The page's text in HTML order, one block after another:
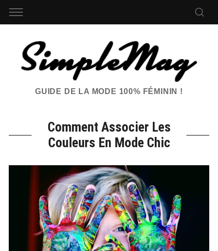
GUIDE DE LA MODE 100% FÉMININ !
Comment Associer Les
Couleurs En Mode Chic